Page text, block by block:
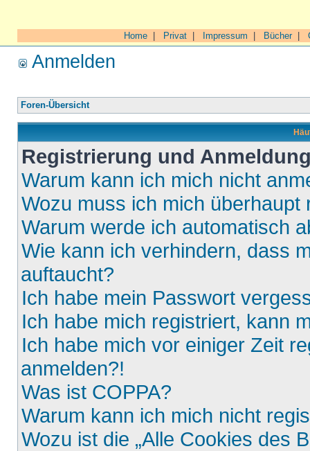
Home Privat Impressum Bücher|
Anmelden
Foren-Übersicht
Registrierung und
Warum kann ich mich nicht
Wozu muss ich mich überhaupt
Warum werde ich automatisch
Wie kann ich verhindern, dass
auftaucht?
Ich habe mein Passwort
Ich habe mich registriert, kann
Ich habe mich vor einiger Zeit
anmelden?!
Was ist COPPA?
Warum kann ich mich nicht
Wozu ist die „Alle Cookies des